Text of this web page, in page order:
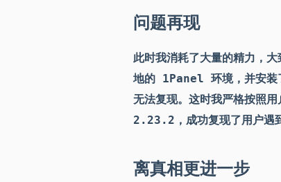
问题再现
此时我消耗了大量的精力，
地的 1Panel 环境，并安装
无法复现。这时我严格按照
2.23.2，成功复现了用户遇
离真相更进一步